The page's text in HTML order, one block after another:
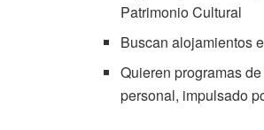
Patrimonio Cultural
Buscan alojamientos
Quieren programas
personal, impulsado